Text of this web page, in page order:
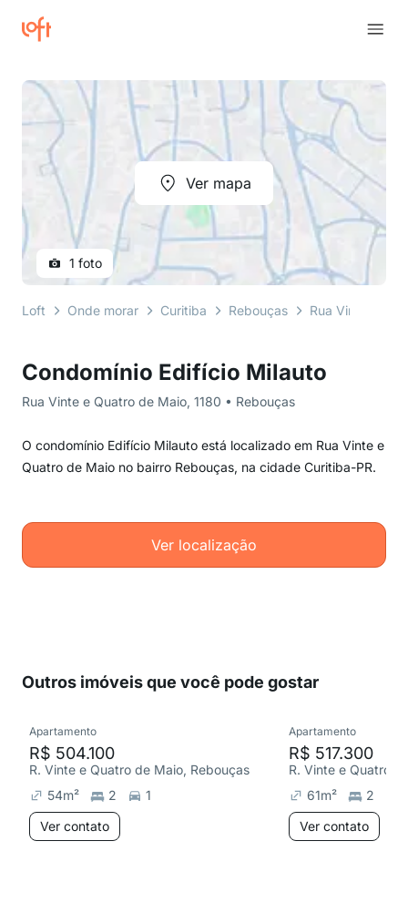
Condomínio Edifício Milauto
Rua Vinte e Quatro de Maio, 1180 • Rebouças
O condomínio Edifício Milauto está localizado em Rua Vinte e
Quatro de Maio no bairro Rebouças, na cidade Curitiba-PR.
Ver localização
Ver mapa
1 foto
Loft Onde morar Curitiba Rebouças Rua Vinte e
Outros imóveis que você pode gostar
Apartamento
R$ 504.100
R. Vinte e Quatro de Maio, Rebouças
54m² 2
1
Ver contato
Apartamento
R$ 517.300
R. Vinte e Quatro
61m² 2
Ver contato